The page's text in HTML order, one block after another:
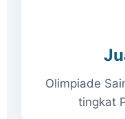
Olimpiade
tingkat